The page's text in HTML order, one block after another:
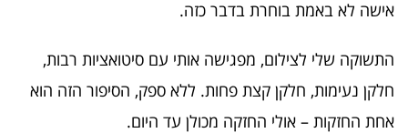
אישה לא באמת בוחרת בדבר כזה.
התשוקה שלי לצילום, מפגישה אותי עם סיטואציות רבות,
חלקן נעימות, חלקן קצת פחות. ללא ספק, הסיפור הזה הוא
אחת החזקות – אולי החזקה מכולן עד היום.